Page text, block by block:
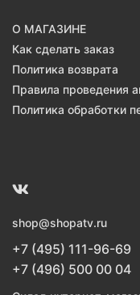
О МАГАЗИНЕ
Как сделать заказ
Политика возврата
Правила проведения
Политика обработки
shop@shopatv.ru
+7 (495) 111-96-69
+7 (496) 500 00 04